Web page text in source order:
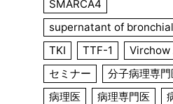
SMARCA4
supernatant of
TKI
TTF-1 Virchow
セミナー
分子病理専門
病理医
病理専門医